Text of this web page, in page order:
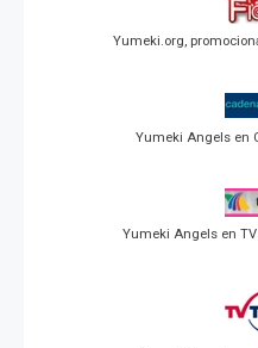
Yumeki.org,
Yumeki Angels en
Yumeki Angels en